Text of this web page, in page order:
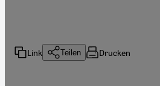
Link Teilen Drucken